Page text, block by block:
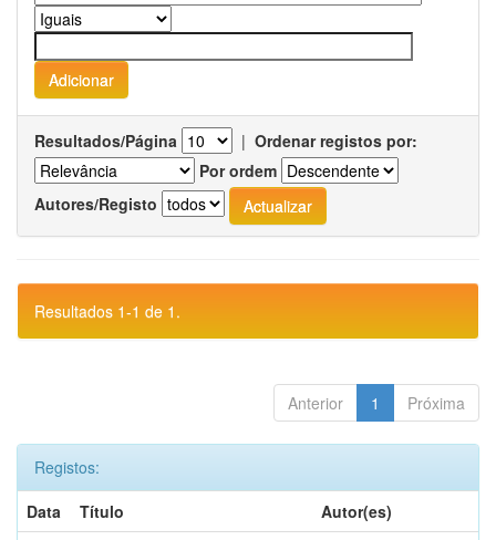
Resultados/Página | Ordenar registos por:
Por ordem
Autores/Registo
Resultados 1-1 de 1.
Anterior 1 Próxima
Registos:
Data
Título
Autor(es)